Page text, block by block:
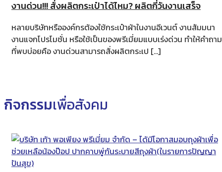
งานด่วน!!! สั่งผลิตกระเป๋าได้ไหม? ผลิตกี่วันงานเสร็จ
หลายบริษัทหรือองค์กรต้องใช้กระเป๋าผ้าในงานอีเวนต์ งานสัมมนา
งานแจกโปรโมชั่น หรือใช้เป็นของพรีเมี่ยมแบบเร่งด่วน ทำให้คำถาม
ที่พบบ่อยคือ งานด่วนสามารถสั่งผลิตกระเป […]
กิจกรรมเพื่อสังคม